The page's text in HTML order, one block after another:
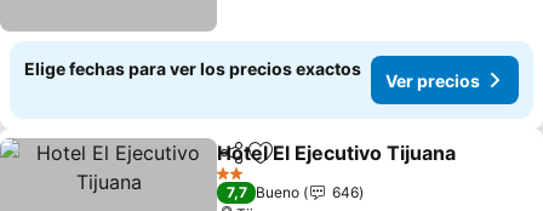
Elige fechas para ver los precios exactos
Ver precios
CompartirAgregar a favoritos
Hotel El Ejecutivo Tijuana
2 Estrellas
7,7 Bueno
646